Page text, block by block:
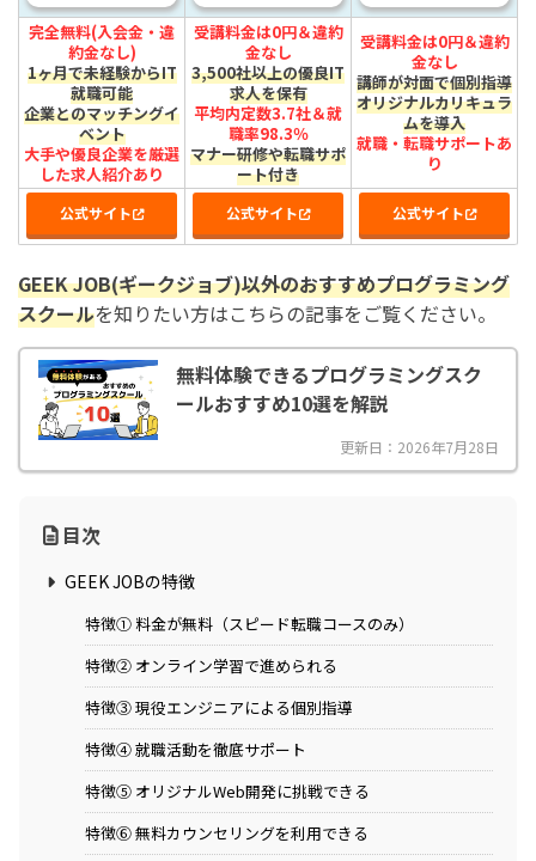
完全無料(入会金・違
約金なし)
1ヶ月で未経験からIT
就職可能
企業とのマッチングイ
ベント
大手や優良企業を厳選
した求人紹介あり
受講料金は0円＆違約
金なし
3,500社以上の優良IT
求人を保有
平均内定数3.7社＆就
職率98.3％
マナー研修や転職サポ
ート付き
受講料金は0円＆違約
金なし
講師が対面で個別指導
オリジナルカリキュラ
ムを導入
就職・転職サポートあ
り
公式サイト 公式サイト 公式サイト
GEEK JOB(ギークジョブ)以外のおすすめプログラミング
スクールを知りたい方はこちらの記事をご覧ください。
無料体験できるプログラミングスク
ールおすすめ10選を解説
更新日：2026年7月28日
目次
GEEK JOBの特徴
特徴① 料金が無料（スピード転職コースのみ）
特徴② オンライン学習で進められる
特徴③ 現役エンジニアによる個別指導
特徴④ 就職活動を徹底サポート
特徴⑤ オリジナルWeb開発に挑戦できる
特徴⑥ 無料カウンセリングを利用できる